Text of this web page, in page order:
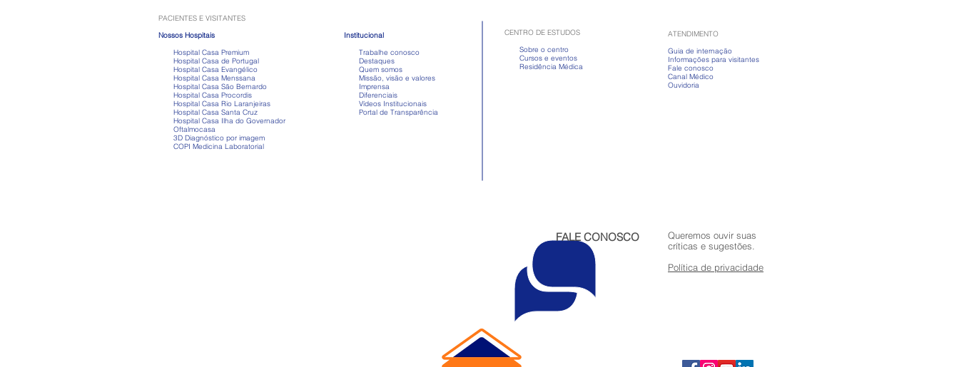
PACIENTES E VISITANTES
Nossos Hospitais
Hospital Casa Premium
Hospital Casa de Portugal
Hospital Casa Evangélico
Hospital Casa Menssana
Hospital Casa São Bernardo
Hospital Casa Procordis
Hospital Casa Rio Laranjeiras
Hospital Casa Santa Cruz
Hospital Casa Ilha do Governador
Oftalmocasa
3D Diagnóstico por imagem
COPI Medicina Laboratorial
Institucional
Trabalhe conosco
Destaques
Quem somos
Missão, visão e valores
Imprensa
Diferenciais
Vídeos Institucionais
Portal de Transparência
CENTRO DE ESTUDOS
Sobre o centro
Cursos e eventos
Residência Médica
ATENDIMENTO
Guia de internação
Informações para visitantes
Fale conosco
Canal Médico
Ouvidoria
FALE CONOSCO
Queremos ouvir suas
críticas e sugestões.
Política de privacidade